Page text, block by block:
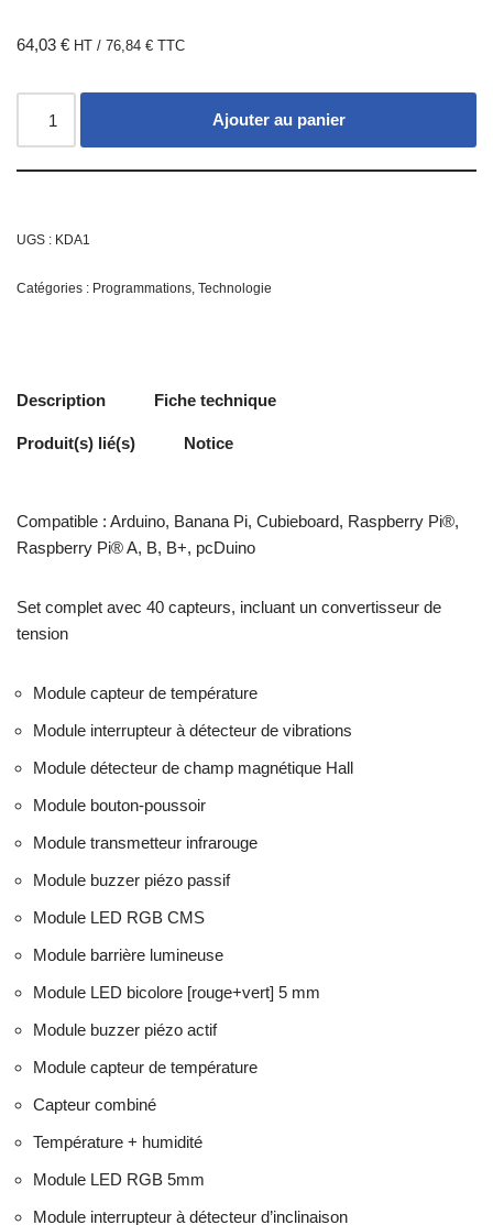
64,03 € HT / 76,84 € TTC
Ajouter au panier
UGS : KDA1
Catégories : Programmations, Technologie
Description Fiche technique
Produit(s) lié(s) Notice
Compatible : Arduino, Banana Pi, Cubieboard, Raspberry Pi®,
Raspberry Pi® A, B, B+, pcDuino
Set complet avec 40 capteurs, incluant un convertisseur de
tension
Module capteur de température
Module interrupteur à détecteur de vibrations
Module détecteur de champ magnétique Hall
Module bouton-poussoir
Module transmetteur infrarouge
Module buzzer piézo passif
Module LED RGB CMS
Module barrière lumineuse
Module LED bicolore [rouge+vert] 5 mm
Module buzzer piézo actif
Module capteur de température
Capteur combiné
Température + humidité
Module LED RGB 5mm
Module interrupteur à détecteur d’inclinaison